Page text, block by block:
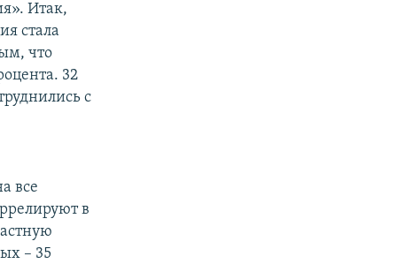
Итак,
стала
что
32
с
все
в
– 35